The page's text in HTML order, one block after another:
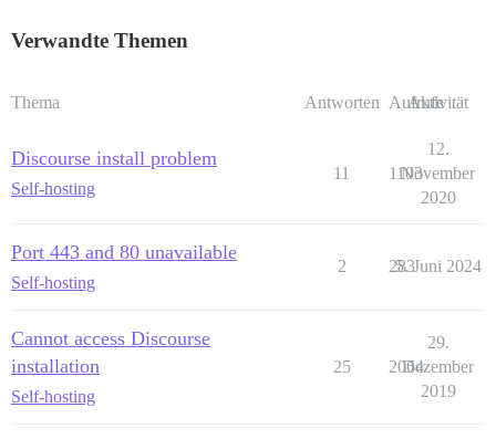
Verwandte Themen
Thema Antworten Aufrufe
Aktivität
Discourse install problem
Self-hosting
11 1103
12.
November
2020
Port 443 and 80 unavailable
Self-hosting
2 283
5. Juni 2024
Cannot access Discourse
installation
Self-hosting
25 2064
29.
Dezember
2019